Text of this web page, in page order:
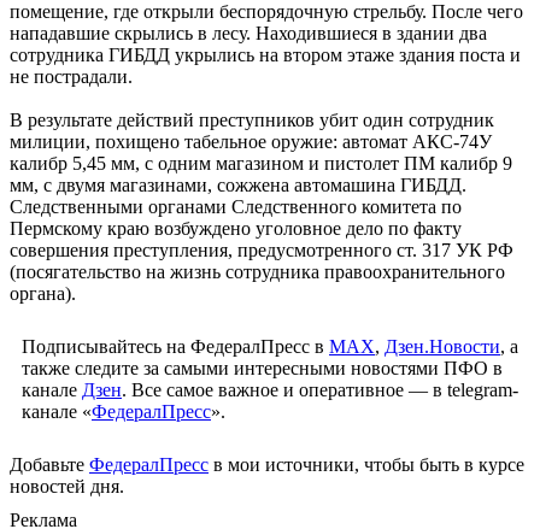
помещение, где открыли беспорядочную стрельбу. После чего
нападавшие скрылись в лесу. Находившиеся в здании два
сотрудника ГИБДД укрылись на втором этаже здания поста и
не пострадали.
В результате действий преступников убит один сотрудник
милиции, похищено табельное оружие: автомат АКС-74У
калибр 5,45 мм, с одним магазином и пистолет ПМ калибр 9
мм, с двумя магазинами, сожжена автомашина ГИБДД.
Следственными органами Следственного комитета по
Пермскому краю возбуждено уголовное дело по факту
совершения преступления, предусмотренного ст. 317 УК РФ
(посягательство на жизнь сотрудника правоохранительного
органа).
Подписывайтесь на ФедералПресс в МАХ, Дзен.Новости, а
также следите за самыми интересными новостями ПФО в
канале Дзен. Все самое важное и оперативное — в telegram-
канале «ФедералПресс».
Добавьте ФедералПресс в мои источники, чтобы быть в курсе
новостей дня.
Реклама